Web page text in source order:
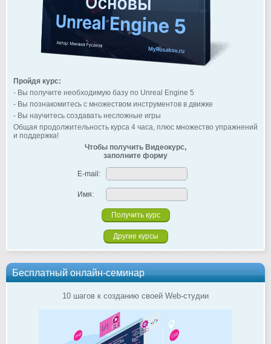
Пройдя курс:
- Вы получите необходимую базу по Unreal Engine 5
- Вы познакомитесь с множеством инструментов в движке
- Вы научитесь создавать несложные игры
Общая продолжительность курса 4 часа, плюс множество упражнений
и поддержка!
Чтобы получить Видеокурс,
заполните форму
E-mail:
Имя:
Другие курсы
Бесплатный онлайн-семинар
10 шагов к созданию своей Web-студии